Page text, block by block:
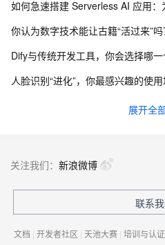
如何急速搭建 Serverless AI 应用：
你认为数字技术能让古籍“活过来”吗
Dify与传统开发工具，你会选择哪一
人脸识别“进化”，你最感兴趣的使用
函数计算fc的sd的图库浏览器真的
一键生成讲解视频，AI的理解和生
网站、小程序和APP共用内容接口
展开全
关注我们： 新浪微博
联系
文档 | 开发者社区 | 天池大赛 | 培训与认证